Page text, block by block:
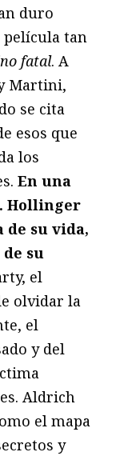
duro
película tan
fatal. A
Martini,
se cita
esos que
los
En una
Hollinger
de su vida,
su
el
olvidar la
el
y del
Aldrich
el mapa
y